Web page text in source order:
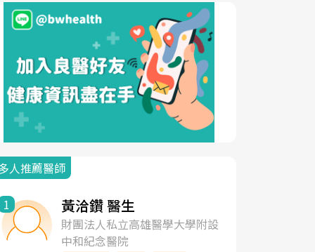
人推薦醫師
1 黃洽鑽 醫生
財團法人私立高雄醫學大學附設
中和紀念醫院